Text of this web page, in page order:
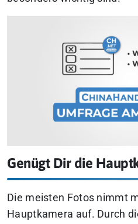
Genügt Dir die
Die meisten Fotos nimmt
Hauptkamera auf. Durch